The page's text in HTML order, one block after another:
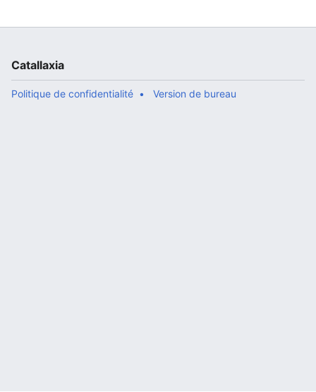
Catallaxia
Politique de confidentialité Version de bureau